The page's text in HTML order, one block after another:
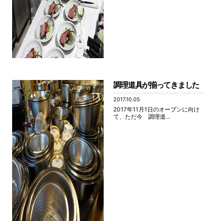
調理道具が揃ってきました
2017.10.05
2017年11月1日のオープンに向け
て、ただ今 調理道...